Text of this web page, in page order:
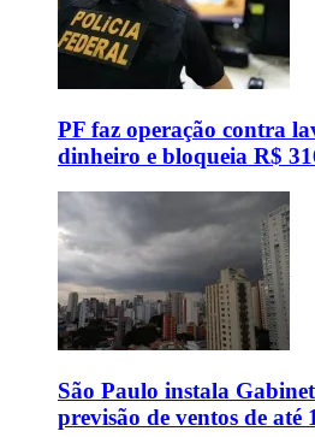
PF faz operação contra
dinheiro e bloqueia R$
São Paulo instala
previsão de ventos de até